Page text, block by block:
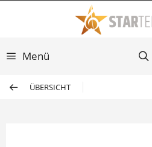
Menü
ÜBERSICHT